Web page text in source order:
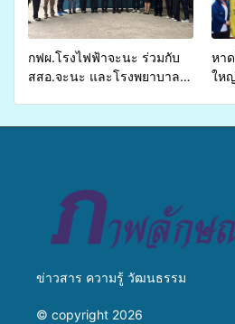
เหลื่อมล้ำ ยกระดับคุณภาพ
ชีวิตประชาชนอย่างยั่งยืน
กฟผ.โรงไฟฟ้าจะนะ ร่วมกับ
สสอ.จะนะ และโรงพยาบาล
หา
ให
ข่าวสาร ความรู้ วัฒนธรรม
© copyright 2026